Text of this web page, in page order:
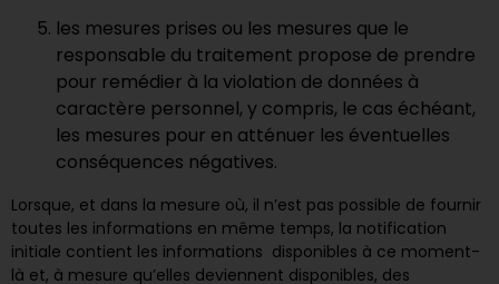
les mesures prises ou les mesures que le
responsable du traitement propose de prendre
pour remédier à la violation de données à
caractère personnel, y compris, le cas échéant,
les mesures pour en atténuer les éventuelles
conséquences négatives.
Lorsque, et dans la mesure où, il n’est pas possible de fournir
toutes les informations en même temps, la notification
initiale contient les informations disponibles à ce moment-
là et, à mesure qu’elles deviennent disponibles, des